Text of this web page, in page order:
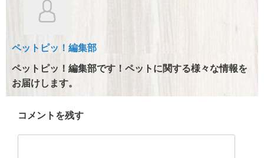
o
k
ペットピッ！編集部
ペットピッ！編集部です！ペットに関する様々な情報を
お届けします。
コメントを残す